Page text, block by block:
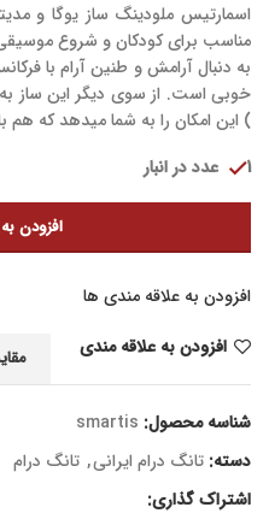
اسمارتیس ملودینگ ساز یوگا و
مناسب برای کودکان و شروع
به دنبال آرامش و طنین آرام با
خوبی است. از سوی دیگر این ساز
) این امکان را به شما میدهد که
1 عدد در انبار
افزودن
افزودن به علاقه مندی ها
افزودن به علاقه مندی
شناسه محصول: smartis
دسته: تانگ درام ایرانی, تانگ درام
اشتراک گذاری: